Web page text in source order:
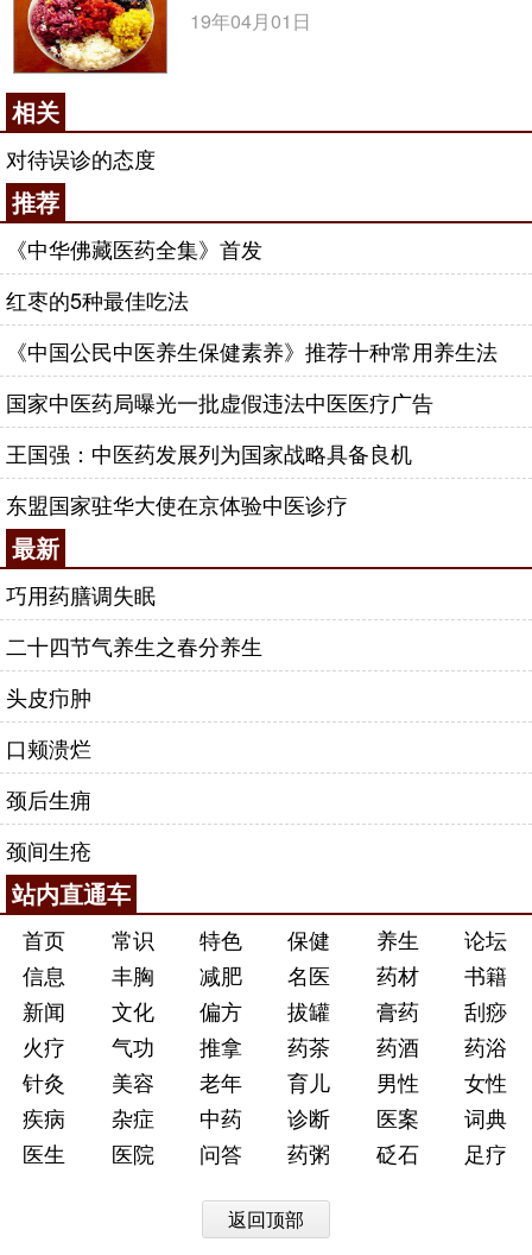
19年04月01日
相关
对待误诊的态度
推荐
《中华佛藏医药全集》首发
红枣的5种最佳吃法
《中国公民中医养生保健素养》推荐十种常用养生法
国家中医药局曝光一批虚假违法中医医疗广告
王国强：中医药发展列为国家战略具备良机
东盟国家驻华大使在京体验中医诊疗
最新
巧用药膳调失眠
二十四节气养生之春分养生
头皮疖肿
口颊溃烂
颈后生痈
颈间生疮
站内直通车
首页 常识 特色 保健 养生
论坛
信息
丰胸 减肥 名医 药材
书籍
新闻
文化 偏方 拔罐 膏药
刮痧
火疗
气功 推拿 药茶 药酒
药浴
针灸
美容 老年 育儿 男性
女性
疾病
杂症 中药 诊断 医案
词典
医生
医院 问答 药粥 砭石 足疗
返回顶部